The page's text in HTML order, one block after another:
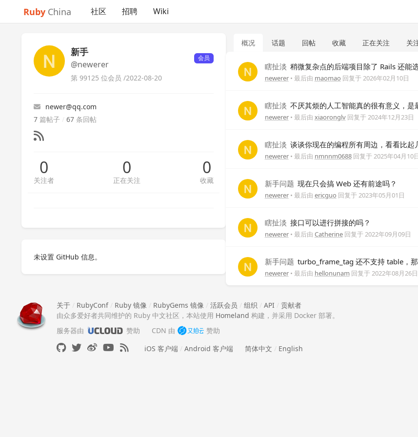
Ruby China 社区 招聘 Wiki
新手
@newerer
会员
第 99125 位会员 /2022-08-20
newer@qq.com
7 篇帖子 / 67 条回帖
0
关注者
0
正在关注
0
收藏
未设置 GitHub 信息。
概况 话题 回帖 收藏 正在关注 关
瞎扯淡 稍微复杂点的后端项目除了 Rails 还能
newerer • 最后由 maomao 回复于2026年02月10日
瞎扯淡 不厌其烦的人工智能真的很有意义，是
newerer • 最后由 xiaoronglv回复于2024年12月23日
瞎扯淡 谈谈你现在的编程所有周边，看看比
newerer • 最后由 nmnnm0688回复于2025年04月10
新手问题 现在只会搞 Web 还有前途吗？
newerer • 最后由 ericguo 回复于2023年05月01日
瞎扯淡 接口可以进行拼接的吗？
newerer • 最后由 Catherine回复于2022年09月09日
新手问题 turbo_frame_tag 还不支持 table，
newerer • 最后由 hellonunam 回复于2022年08月26日
关于 / RubyConf/ Ruby 镜像 / RubyGems 镜像 / 活跃会员 / 组织 / API / 贡献者
由众多爱好者共同维护的 Ruby 中文社区，本站使用 Homeland 构建，并采用 Docker 部署。
服务器由
赞助 CDN 由
赞助
iOS 客户端 / Android 客户端 简体中文 / English